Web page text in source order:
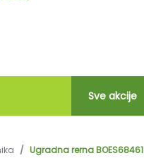
Sve akcije
/ Ugradna rerna BOES68461